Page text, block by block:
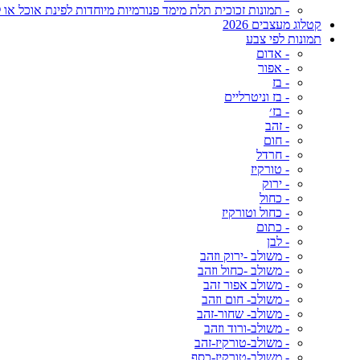
- תמונות זכוכית תלת מימד פנורמיות מיוחדות לפינת אוכל או
קטלוג מעצבים 2026
תמונות לפי צבע
- אדום
- אפור
- בז
- בז וניטרליים
- בז׳
- זהב
- חום
- חרדל
- טורקיז
- ירוק
- כחול
- כחול וטורקיז
- כתום
- לבן
- משולב -ירוק וזהב
- משולב -כחול וזהב
- משולב אפור זהב
- משולב- חום וזהב
- משולב- שחור-זהב
- משולב-ורוד וזהב
- משולב-טורקיז-זהב
- משולב-טורקיז-כסף